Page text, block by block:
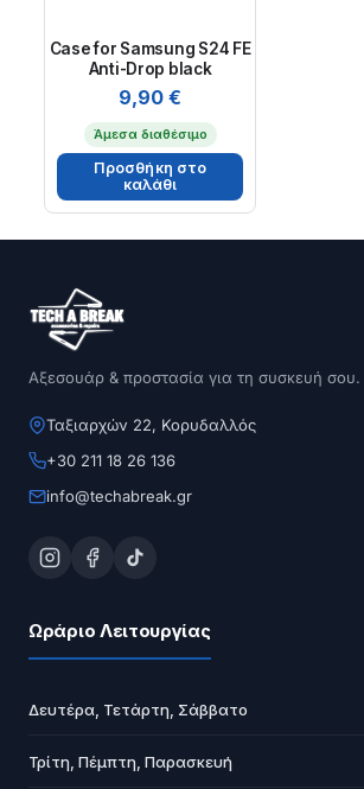
Case for Samsung S24 FE
Anti-Drop black
9,90€
Άμεσα διαθέσιμο
Προσθήκη στο
καλάθι
Αξεσουάρ & προστασία για τη συσκευή σου.
Ταξιαρχών 22, Κορυδαλλός
+30 211 18 26 136
info@techabreak.gr
Ωράριο Λειτουργίας
Δευτέρα, Τετάρτη, Σάββατο
Τρίτη, Πέμπτη, Παρασκευή